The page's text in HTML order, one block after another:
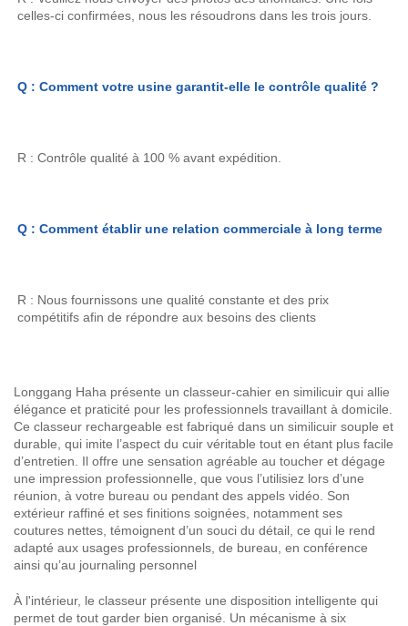
celles-ci confirmées, nous les résoudrons dans les trois jours.
Q : Comment votre usine garantit-elle le contrôle qualité ?
R : Contrôle qualité à 100 % avant expédition.
Q : Comment établir une relation commerciale à long terme
R : Nous fournissons une qualité constante et des prix
compétitifs afin de répondre aux besoins des clients
Longgang Haha présente un classeur-cahier en similicuir qui allie
élégance et praticité pour les professionnels travaillant à domicile.
Ce classeur rechargeable est fabriqué dans un similicuir souple et
durable, qui imite l’aspect du cuir véritable tout en étant plus facile
d’entretien. Il offre une sensation agréable au toucher et dégage
une impression professionnelle, que vous l’utilisiez lors d’une
réunion, à votre bureau ou pendant des appels vidéo. Son
extérieur raffiné et ses finitions soignées, notamment ses
coutures nettes, témoignent d’un souci du détail, ce qui le rend
adapté aux usages professionnels, de bureau, en conférence
ainsi qu’au journaling personnel
À l'intérieur, le classeur présente une disposition intelligente qui
permet de tout garder bien organisé. Un mécanisme à six